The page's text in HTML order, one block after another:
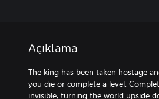
Açıklama
The king has been taken hostage
you die or complete a level.
invisible, turning the world upside